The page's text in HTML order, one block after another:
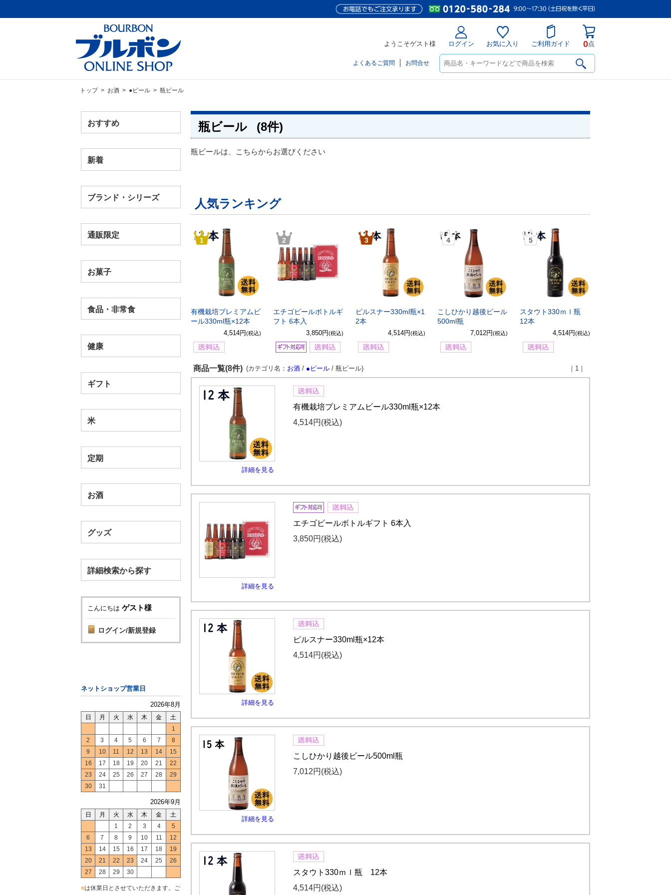
ようこそゲスト様 ログイン お気に入り ご利用ガイド 0点
よくあるご質問 お問合せ
トップ> お酒> ●ビール> 瓶ビール
おすすめ
新着
ブランド・シリーズ
通販限定
お菓子
食品・非常食
健康
ギフト
米
定期
お酒
グッズ
詳細検索から探す
こんにちは ゲスト様
ログイン/新規登録
ネットショップ営業日
2026年8月
日 月 火 水 木 金
土
1
2
3 4 5 6 7
8
9
10 11 12 13 14
15
16
17 18 19 20 21
22
23
24 25 26 27 28
29
30
31
2026年9月
日 月 火 水 木 金
土
1
2 3 4
5
6
7 8 9 10 11
12
13
14 15 16 17 18
19
20
21 22 23 24 25
26
27
28 29 30
■は休業日とさせていただきます。ご
瓶ビール (8件)
瓶ビールは、こちらからお選びください
人気ランキング
1
有機栽培プレミアムビ
ール330ml瓶×12本
4,514円(税込)
2
エチゴビールボトルギ
フト 6本入
3,850円(税込)
3
ピルスナー330ml瓶×1
2本
4,514円(税込)
4
こしひかり越後ビール
500ml瓶
7,012円(税込)
5
スタウト330ｍｌ瓶
12本
4,514円(税込)
商品一覧(8件) ｜1｜
(カテゴリ名： お酒 / ●ビール / 瓶ビール)
詳細を見る
有機栽培プレミアムビール330ml瓶×12本
4,514円 (税込)
詳細を見る
エチゴビールボトルギフト 6本入
3,850円 (税込)
詳細を見る
ピルスナー330ml瓶×12本
4,514円 (税込)
詳細を見る
こしひかり越後ビール500ml瓶
7,012円 (税込)
スタウト330ｍｌ瓶 12本
4,514円 (税込)